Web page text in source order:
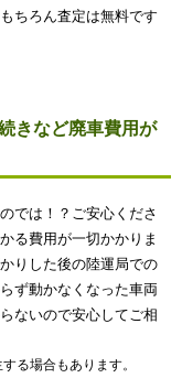
ちろん査定は無料です
きなど廃車費用が
では！？ご安心くださ
る費用が一切かかりま
りした後の陸運局での
ず動かなくなった車両
ないので安心してご相
る場合もあります。